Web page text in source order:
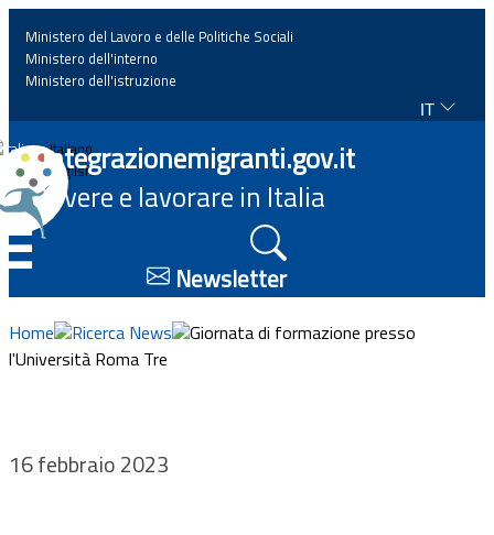
Home
News
Approfondimenti
Eventi
Progetti
Ministero del Lavoro e delle Politiche Sociali
Ministero dell'interno
Ministero dell'istruzione
IT
Italiano
English
Integrazionemigranti.gov.it
Vivere e lavorare in Italia
Newsletter
Home Ricerca News
Giornata di formazione presso
l'Università Roma Tre
16 febbraio 2023